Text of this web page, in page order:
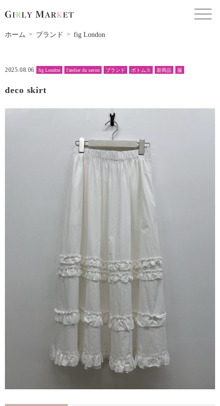
ホーム ブランド fig London
2025.08.06 fig London l'atelier du savon ブランド ボトムス 新商品 服
deco skirt